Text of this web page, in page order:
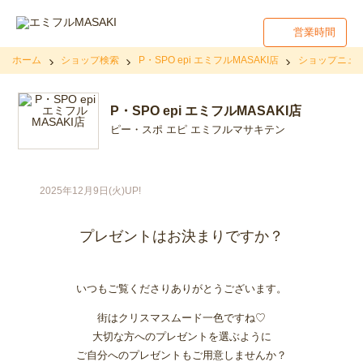
営業時間
ホーム ショップ検索 P・SPO epi エミフルMASAKI店 ショップニュ
P・SPO epi エミフルMASAKI店
ピー・スポ エピ エミフルマサキテン
2025年12月9日(火)UP!
プレゼントはお決まりですか？
いつもご覧くださりありがとうございます。
街はクリスマスムード一色ですね♡
大切な方へのプレゼントを選ぶように
ご自分へのプレゼントもご用意しませんか？